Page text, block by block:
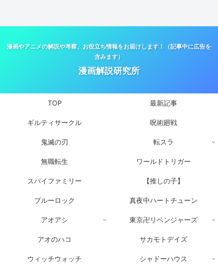
漫画やアニメの解説や考察、お役立ち情報をお届けします！（記事中に広告を
含みます）
漫画解説研究所
TOP 最新記事
ギルティサークル 呪術廻戦
鬼滅の刃 転スラ
無職転生 ワールドトリガー
スパイファミリー 【推しの子】
ブルーロック 真夜中ハートチューン
アオアシ 東京卍リベンジャーズ
アオのハコ サカモトデイズ
ウィッチウォッチ シャドーハウス